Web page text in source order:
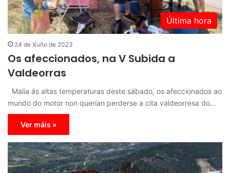
Última hora
24 de Xuño de 2023
Os afeccionados, na V Subida a
Valdeorras
Malia ás altas temperaturas deste sábado, os afeccionados ao
mundo do motor non querían perderse a cita valdeorresa do…
Ver máis »